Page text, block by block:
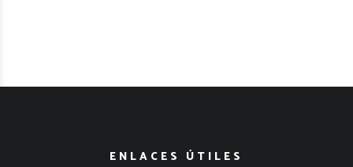
ENLACES ÚTILES